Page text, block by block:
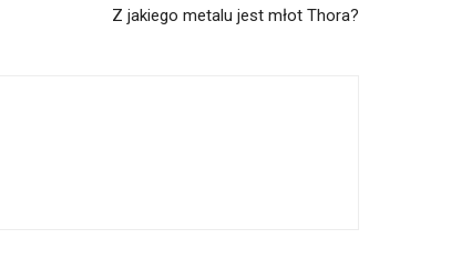
Z jakiego metalu jest młot Thora?